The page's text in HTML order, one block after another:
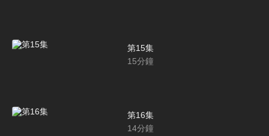
第15集
15分鐘
第16集
14分鐘